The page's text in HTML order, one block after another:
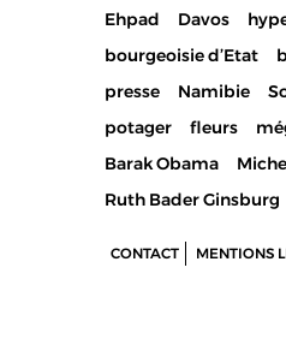
Ehpad
Davos
bourgeoisie d’Etat
presse
Namibie
potager
fleurs
Barak Obama
Ruth Bader Ginsburg
CONTACT MENTIONS